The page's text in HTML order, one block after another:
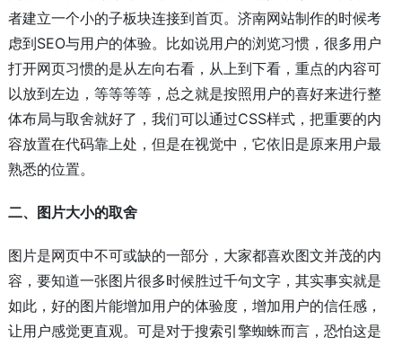
者建立一个小的子板块连接到首页。济南网站制作的时候考
虑到SEO与用户的体验。比如说用户的浏览习惯，很多用户
打开网页习惯的是从左向右看，从上到下看，重点的内容可
以放到左边，等等等等，总之就是按照用户的喜好来进行整
体布局与取舍就好了，我们可以通过CSS样式，把重要的内
容放置在代码靠上处，但是在视觉中，它依旧是原来用户最
熟悉的位置。
二、图片大小的取舍
图片是网页中不可或缺的一部分，大家都喜欢图文并茂的内
容，要知道一张图片很多时候胜过千句文字，其实事实就是
如此，好的图片能增加用户的体验度，增加用户的信任感，
让用户感觉更直观。可是对于搜索引擎蜘蛛而言，恐怕这是